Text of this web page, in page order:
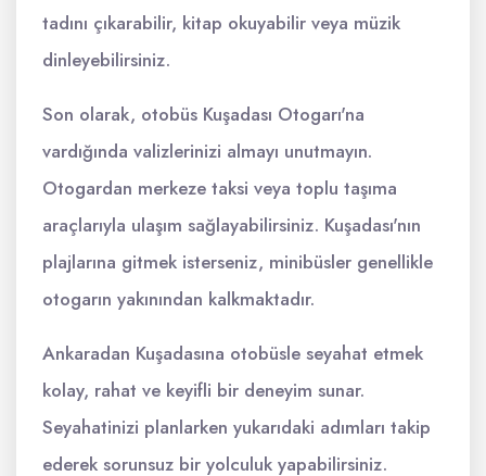
tadını çıkarabilir, kitap okuyabilir veya müzik
dinleyebilirsiniz.
Son olarak, otobüs Kuşadası Otogarı'na
vardığında valizlerinizi almayı unutmayın.
Otogardan merkeze taksi veya toplu taşıma
araçlarıyla ulaşım sağlayabilirsiniz. Kuşadası'nın
plajlarına gitmek isterseniz, minibüsler genellikle
otogarın yakınından kalkmaktadır.
Ankaradan Kuşadasına otobüsle seyahat etmek
kolay, rahat ve keyifli bir deneyim sunar.
Seyahatinizi planlarken yukarıdaki adımları takip
ederek sorunsuz bir yolculuk yapabilirsiniz.